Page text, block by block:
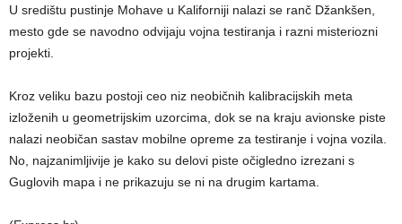
U središtu pustinje Mohave u Kaliforniji nalazi se ranč Džankšen,
mesto gde se navodno odvijaju vojna testiranja i razni misteriozni
projekti.
Kroz veliku bazu postoji ceo niz neobičnih kalibracijskih meta
izloženih u geometrijskim uzorcima, dok se na kraju avionske piste
nalazi neobičan sastav mobilne opreme za testiranje i vojna vozila.
No, najzanimljivije je kako su delovi piste očigledno izrezani s
Guglovih mapa i ne prikazuju se ni na drugim kartama.